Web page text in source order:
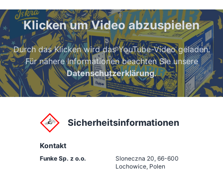
Klicken um Video abzuspielen
Durch das Klicken wird das YouTube-Video geladen.
Für nähere Informationen beachten Sie unsere
Datenschutzerklärung.
Sicherheitsinformationen
Kontakt
Funke Sp. z o.o. Sloneczna 20, 66-600
Lochowice, Polen